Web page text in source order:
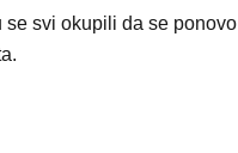
se svi okupili da se ponovo